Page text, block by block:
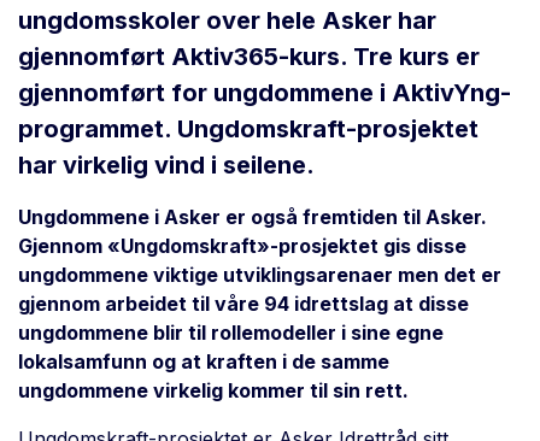
ungdomsskoler over hele Asker har
gjennomført Aktiv365-kurs. Tre kurs er
gjennomført for ungdommene i AktivYng-
programmet. Ungdomskraft-prosjektet
har virkelig vind i seilene.
Ungdommene i Asker er også fremtiden til Asker.
Gjennom «Ungdomskraft»-prosjektet gis disse
ungdommene viktige utviklingsarenaer men det er
gjennom arbeidet til våre 94 idrettslag at disse
ungdommene blir til rollemodeller i sine egne
lokalsamfunn og at kraften i de samme
ungdommene virkelig kommer til sin rett.